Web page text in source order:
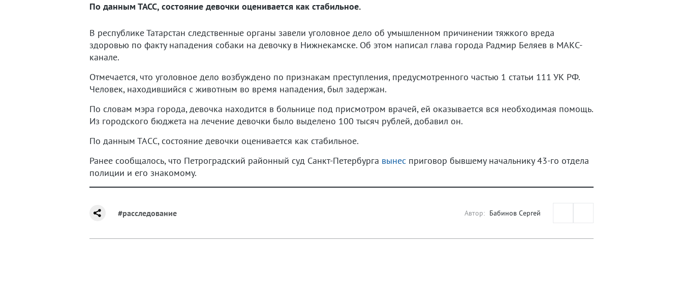
По данным ТАСС, состояние девочки оценивается как стабильное.
В республике Татарстан следственные органы завели уголовное дело об умышленном причинении тяжкого вреда
здоровью по факту нападения собаки на девочку в Нижнекамске. Об этом написал глава города Радмир Беляев в МАКС-
канале.
Отмечается, что уголовное дело возбуждено по признакам преступления, предусмотренного частью 1 статьи 111 УК РФ.
Человек, находившийся с животным во время нападения, был задержан.
По словам мэра города, девочка находится в больнице под присмотром врачей, ей оказывается вся необходимая помощь.
Из городского бюджета на лечение девочки было выделено 100 тысяч рублей, добавил он.
По данным ТАСС, состояние девочки оценивается как стабильное.
Ранее сообщалось, что Петроградский районный суд Санкт-Петербурга вынес приговор бывшему начальнику 43-го отдела
полиции и его знакомому.
#расследование Автор: Бабинов Сергей